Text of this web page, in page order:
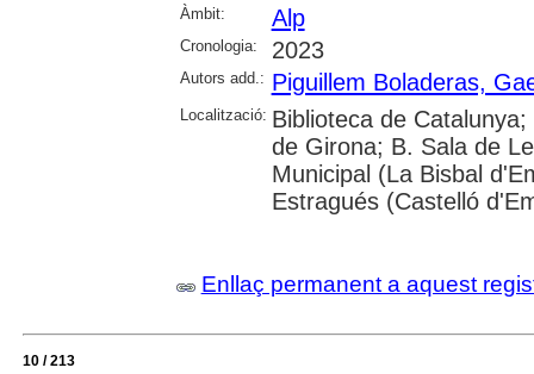
Àmbit: Alp
Cronologia: 2023
Autors add.: Piguillem Boladeras,
Localització: Biblioteca de
de Girona; B. Sala de
Municipal (La Bisbal
Estragués (Castelló
Enllaç permanent a aquest
10 / 213